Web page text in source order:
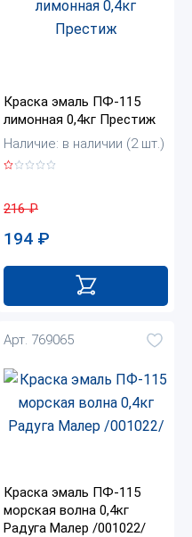
Краска эмаль ПФ-115
лимонная 0,4кг Престиж
Наличие: в наличии (2 шт.)
216₽
194 ₽
Арт. 769065
Краска эмаль ПФ-115
морская волна 0,4кг
Радуга Малер /001022/